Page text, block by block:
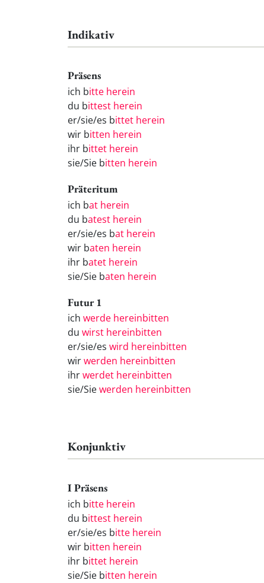
Indikativ
Präsens
ich bitte herein
du bittest herein
er/sie/es bittet herein
wir bitten herein
ihr bittet herein
sie/Sie bitten herein
Präteritum
ich bat herein
du batest herein
er/sie/es bat herein
wir baten herein
ihr batet herein
sie/Sie baten herein
Futur 1
ich werde hereinbitten
du wirst hereinbitten
er/sie/es wird hereinbitten
wirwerden hereinbitten
ihrwerdet hereinbitten
sie/Siewerden hereinbitten
Konjunktiv
I Präsens
ich bitte herein
du bittest herein
er/sie/es bitte herein
wir bitten herein
ihr bittet herein
sie/Sie bitten herein